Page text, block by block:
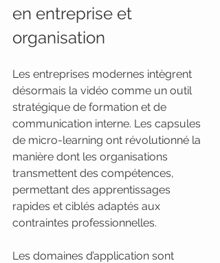
en entreprise et
organisation
Les entreprises modernes intègrent
désormais la vidéo comme un outil
stratégique de formation et de
communication interne. Les capsules
de micro-learning ont révolutionné la
manière dont les organisations
transmettent des compétences,
permettant des apprentissages
rapides et ciblés adaptés aux
contraintes professionnelles.
Les domaines d’application sont